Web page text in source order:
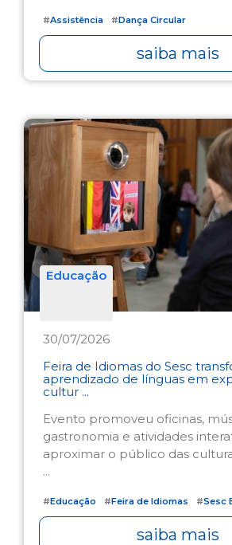
#Assistência #Dança Circular
saiba mais
Educação
30/07/2026
Feira de Idiomas do Sesc
aprendizado de línguas em
cultur ...
Evento promoveu oficinas,
gastronomia e atividades
aproximar o público das
...
#Educação #Feira de Idiomas #Sesc
saiba mais